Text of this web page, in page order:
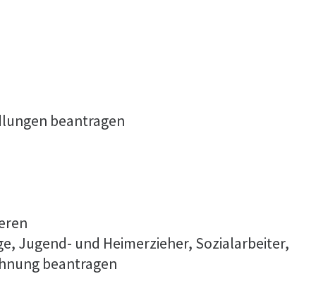
beantragen
Jugend- und Heimerzieher, Sozialarbeiter,
beantragen